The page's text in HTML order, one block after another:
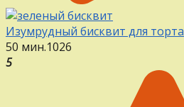
Изумрудный бисквит для торта
50 мин.1026
5